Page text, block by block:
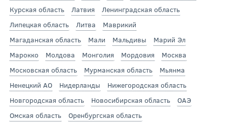
Курская область
Латвия
Ленинградская область
Липецкая область
Литва
Маврикий
Магаданская область
Мали Мальдивы
Марий Эл
Марокко
Молдова Монголия Мордовия
Москва
Московская область
Мурманская область
Мьянма
Ненецкий АО
Нидерланды
Нижегородская область
Новгородская область
Новосибирская область
ОАЭ
Омская область
Оренбургская область